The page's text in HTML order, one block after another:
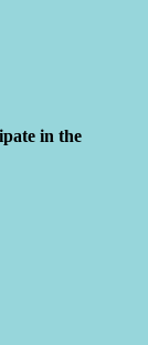
in the